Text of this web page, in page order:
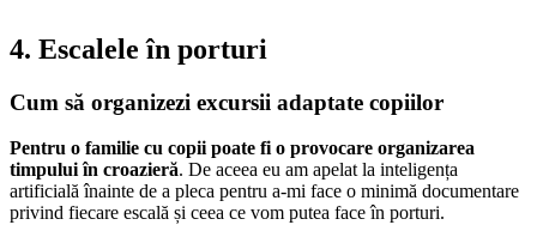
4. Escalele în porturi
Cum să organizezi excursii adaptate copiilor
Pentru o familie cu copii poate fi o provocare organizarea
timpului în croazieră. De aceea eu am apelat la inteligența
artificială înainte de a pleca pentru a-mi face o minimă documentare
privind fiecare escală și ceea ce vom putea face în porturi.